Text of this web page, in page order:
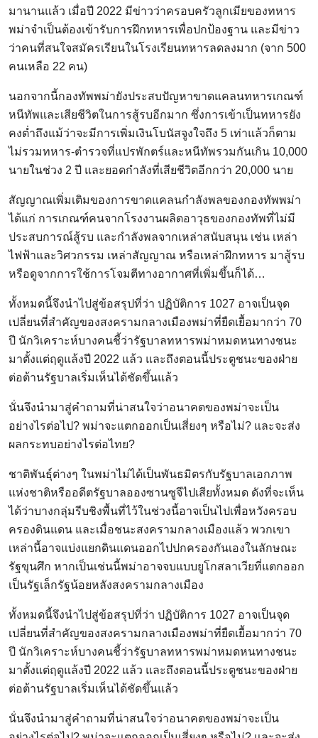
มานานแล้ว เมื่อปี 2022 มีข่าวว่าครอบครัวลูกเมียของทหาร
พม่าจำเป็นต้องเข้ารับการฝึกทหารเพื่อปกป้องฐาน และมีข่าว
ว่าคนที่สนใจสมัครเรียนในโรงเรียนทหารลดลงมาก (จาก 500
คนเหลือ 22 คน)
นอกจากนี้กองทัพพม่ายังประสบปัญหาขาดแคลนทหารเกณฑ์
หนีทัพและเสียชีวิตในการสู้รบอีกมาก ซึ่งการเข้าเป็นทหารยัง
คงต่ำถึงแม้ว่าจะมีการเพิ่มเงินโบนัสจูงใจถึง 5 เท่าแล้วก็ตาม
ไม่รวมทหาร-ตำรวจที่แปรพักตร์และหนีทัพรวมกันเกิน 10,000
นายในช่วง 2 ปี และยอดกำลังที่เสียชีวิตอีกกว่า 20,000 นาย
สัญญาณเพิ่มเติมของการขาดแคลนกำลังพลของกองทัพพม่า
ได้แก่ การเกณฑ์คนจากโรงงานผลิตอาวุธของกองทัพที่ไม่มี
ประสบการณ์สู้รบ และกำลังพลจากเหล่าสนับสนุน เช่น เหล่า
ไฟฟ้าและวิศวกรรม เหล่าสัญญาณ หรือเหล่าฝึกทหาร มาสู้รบ
หรือดูจากการใช้การโจมตีทางอากาศที่เพิ่มขึ้นก็ได้…
ทั้งหมดนี้จึงนำไปสู่ข้อสรุปที่ว่า ปฏิบัติการ 1027 อาจเป็นจุด
เปลี่ยนที่สำคัญของสงครามกลางเมืองพม่าที่ยืดเยื้อมากว่า 70
ปี นักวิเคราะห์บางคนชี้ว่ารัฐบาลทหารพม่าหมดหนทางชนะ
มาตั้งแต่ฤดูแล้งปี 2022 แล้ว และถึงตอนนี้ประตูชนะของฝ่าย
ต่อต้านรัฐบาลเริ่มเห็นได้ชัดขึ้นแล้ว
นั่นจึงนำมาสู่คำถามที่น่าสนใจว่าอนาคตของพม่าจะเป็น
อย่างไรต่อไป? พม่าจะแตกออกเป็นเสี่ยงๆ หรือไม่? และจะส่ง
ผลกระทบอย่างไรต่อไทย?
ชาติพันธุ์ต่างๆ ในพม่าไม่ได้เป็นพันธมิตรกับรัฐบาลเอกภาพ
แห่งชาติหรืออดีตรัฐบาลอองซานซูจีไปเสียทั้งหมด ดังที่จะเห็น
ได้ว่าบางกลุ่มรีบชิงพื้นที่ไว้ในช่วงนี้อาจเป็นไปเพื่อหวังครอบ
ครองดินแดน และเมื่อชนะสงครามกลางเมืองแล้ว พวกเขา
เหล่านี้อาจแบ่งแยกดินแดนออกไปปกครองกันเองในลักษณะ
รัฐขุนศึก หากเป็นเช่นนี้พม่าอาจจบแบบยูโกสลาเวียที่แตกออก
เป็นรัฐเล็กรัฐน้อยหลังสงครามกลางเมือง
ทั้งหมดนี้จึงนำไปสู่ข้อสรุปที่ว่า ปฏิบัติการ 1027 อาจเป็นจุด
เปลี่ยนที่สำคัญของสงครามกลางเมืองพม่าที่ยืดเยื้อมากว่า 70
ปี นักวิเคราะห์บางคนชี้ว่ารัฐบาลทหารพม่าหมดหนทางชนะ
มาตั้งแต่ฤดูแล้งปี 2022 แล้ว และถึงตอนนี้ประตูชนะของฝ่าย
ต่อต้านรัฐบาลเริ่มเห็นได้ชัดขึ้นแล้ว
นั่นจึงนำมาสู่คำถามที่น่าสนใจว่าอนาคตของพม่าจะเป็น